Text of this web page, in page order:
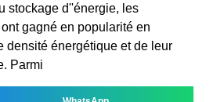
stockage d''énergie, les
gagné en popularité en
densité énergétique et de leur
Parmi